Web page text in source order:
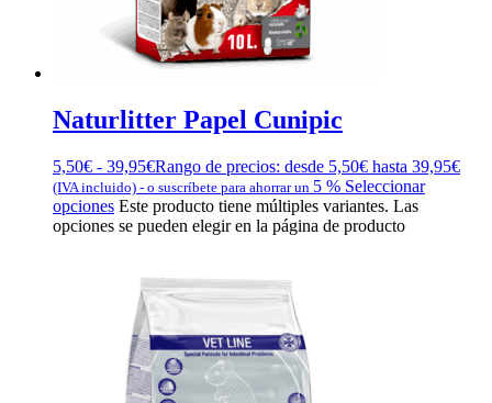
Naturlitter Papel Cunipic
5,50€ - 39,95€Rango de precios: desde 5,50€ hasta 39,95€
(IVA incluido) - o suscríbete para ahorrar un 5 % Seleccionar
opciones Este producto tiene múltiples variantes. Las
opciones se pueden elegir en la página de producto